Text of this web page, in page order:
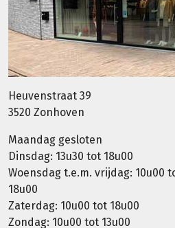
Heuvenstraat 39
3520 Zonhoven
Maandag gesloten
Dinsdag: 13u30 tot 18u00
Woensdag t.e.m. vrijdag: 10u00
18u00
Zaterdag: 10u00 tot 18u00
Zondag: 10u00 tot 13u00